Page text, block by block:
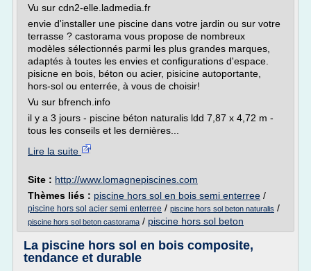
Vu sur cdn2-elle.ladmedia.fr
envie d'installer une piscine dans votre jardin ou sur votre
terrasse ? castorama vous propose de nombreux
modèles sélectionnés parmi les plus grandes marques,
adaptés à toutes les envies et configurations d'espace.
pisicne en bois, béton ou acier, pisicine autoportante,
hors-sol ou enterrée, à vous de choisir!
Vu sur bfrench.info
il y a 3 jours - piscine béton naturalis ldd 7,87 x 4,72 m -
tous les conseils et les dernières...
Lire la suite
Site : http://www.lomagnepiscines.com
Thèmes liés : piscine hors sol en bois semi enterree /
piscine hors sol acier semi enterree / piscine hors sol beton naturalis /
piscine hors sol beton castorama / piscine hors sol beton
La piscine hors sol en bois composite,
tendance et durable